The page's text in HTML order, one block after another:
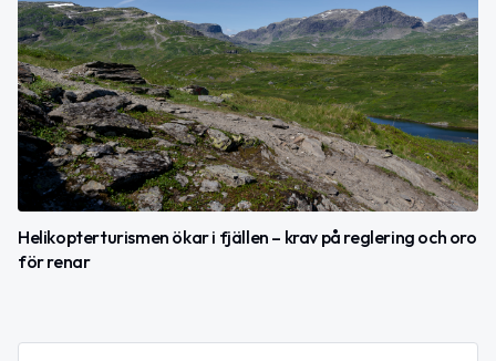
Helikopterturismen ökar i fjällen – krav på reglering och oro
för renar